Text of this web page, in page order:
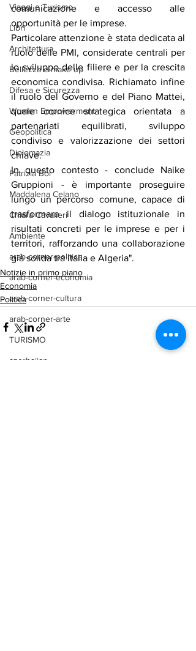
Viaggi e Turismo
Libri
Architettura
Bellezza e make up
Difesa e Sicurezza
Women Empowerment
Geopolitica
Diplomazia
Patrizia Boi
Maddalena Celano
Chiara Cavalieri
Ambiente
arab-corner-politica
arab-corner-economia
arab-corner-cultura
arab-corner-arte
TURISMO
azerbaijan
comunicazione e accesso alle
opportunità per le imprese.
Particolare attenzione è stata dedicata al
ruolo delle PMI, considerate centrali per
lo sviluppo delle filiere e per la crescita
economica condivisa. Richiamato infine
il ruolo del Governo e del Piano Mattei,
quale cornice strategica orientata a
partenariati equilibrati, sviluppo
condiviso e valorizzazione dei settori
chiave.
In questo contesto - conclude Naike
Gruppioni - è importante proseguire
lungo un percorso comune, capace di
trasformare il dialogo istituzionale in
risultati concreti per le imprese e per i
territori, rafforzando una collaborazione
già solida tra Italia e Algeria".
Notizie in primo piano
Economia
Politica